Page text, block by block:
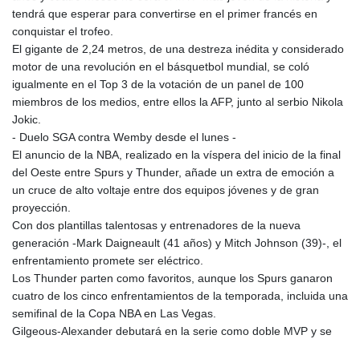
tendrá que esperar para convertirse en el primer francés en
conquistar el trofeo.
El gigante de 2,24 metros, de una destreza inédita y considerado
motor de una revolución en el básquetbol mundial, se coló
igualmente en el Top 3 de la votación de un panel de 100
miembros de los medios, entre ellos la AFP, junto al serbio Nikola
Jokic.
- Duelo SGA contra Wemby desde el lunes -
El anuncio de la NBA, realizado en la víspera del inicio de la final
del Oeste entre Spurs y Thunder, añade un extra de emoción a
un cruce de alto voltaje entre dos equipos jóvenes y de gran
proyección.
Con dos plantillas talentosas y entrenadores de la nueva
generación -Mark Daigneault (41 años) y Mitch Johnson (39)-, el
enfrentamiento promete ser eléctrico.
Los Thunder parten como favoritos, aunque los Spurs ganaron
cuatro de los cinco enfrentamientos de la temporada, incluida una
semifinal de la Copa NBA en Las Vegas.
Gilgeous-Alexander debutará en la serie como doble MVP y se